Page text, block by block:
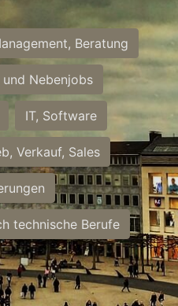
Beratung
Nebenjobs
IT, Software
Verkauf, Sales
technische Berufe